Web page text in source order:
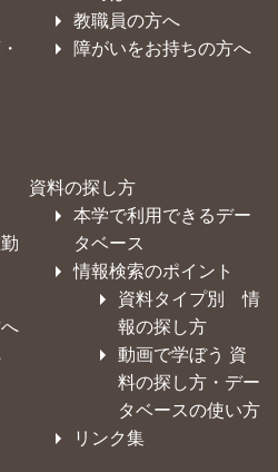
教職員の方へ
障がいをお持ちの方へ
資料の探し方
本学で利用できるデー
タベース
情報検索のポイント
資料タイプ別 情
報の探し方
動画で学ぼう 資
料の探し方・デー
タベースの使い方
リンク集